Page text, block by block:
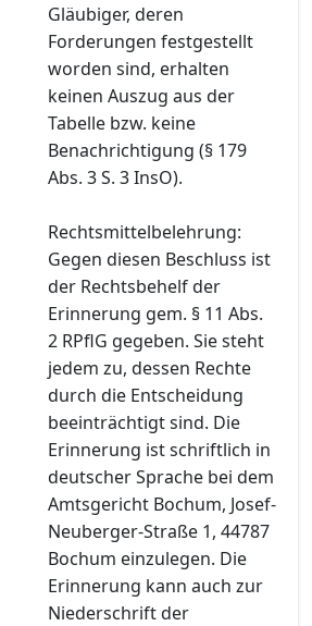
Gläubiger, deren
Forderungen festgestellt
worden sind, erhalten
keinen Auszug aus der
Tabelle bzw. keine
Benachrichtigung (§ 179
Abs. 3 S. 3 InsO).
Rechtsmittelbelehrung:
Gegen diesen Beschluss ist
der Rechtsbehelf der
Erinnerung gem. § 11 Abs.
2 RPflG gegeben. Sie steht
jedem zu, dessen Rechte
durch die Entscheidung
beeinträchtigt sind. Die
Erinnerung ist schriftlich in
deutscher Sprache bei dem
Amtsgericht Bochum, Josef-
Neuberger-Straße 1, 44787
Bochum einzulegen. Die
Erinnerung kann auch zur
Niederschrift der